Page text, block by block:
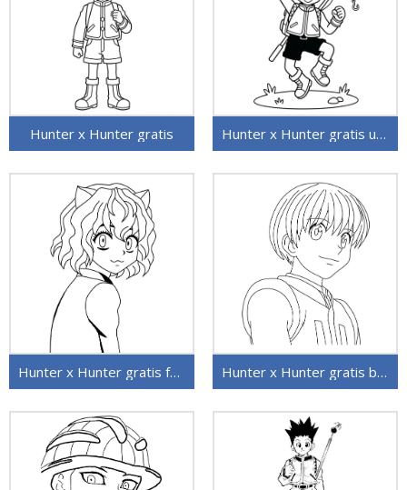
Hunter x Hunter gratis Hunter x Hunter gratis utskriftbar
Hunter x Hunter gratis for barn Hunter x Hunter gratis bilde